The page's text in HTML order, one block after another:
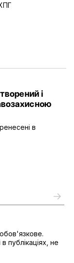
і
в
публікаціях, не